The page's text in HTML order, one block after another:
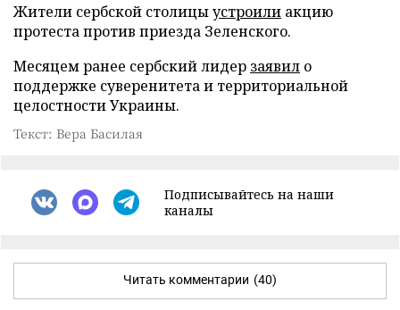
Жители сербской столицыустроили акцию
протеста против приезда Зеленского.
Месяцем ранее сербский лидер заявил о
поддержке суверенитета и территориальной
целостности Украины.
Текст: Вера Басилая
Подписывайтесь на наши
каналы
Читать комментарии (40)